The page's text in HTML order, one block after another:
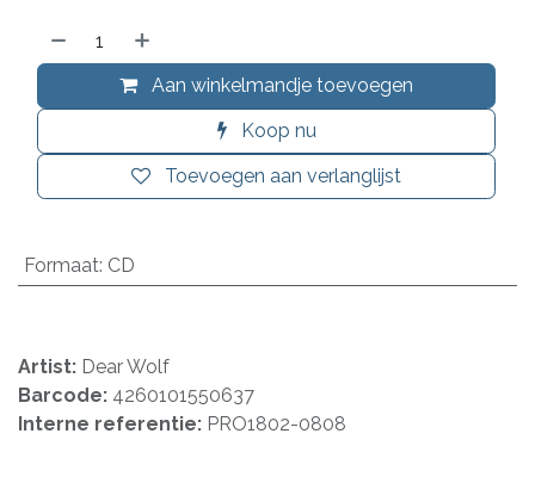
Aan winkelmandje toevoegen
Koop nu
Toevoegen aan verlanglijst
Formaat: CD
Artist: Dear Wolf
Barcode: 4260101550637
Interne referentie: PRO1802-0808